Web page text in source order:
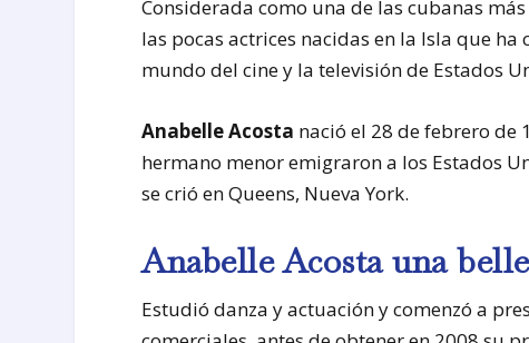
Considerada como una de las cubanas
las pocas actrices nacidas en la Isla que
mundo del cine y la televisión de Estados
Anabelle Acosta nació el 28 de febrero de
hermano menor emigraron a los Estados
se crió en Queens, Nueva York.
Anabelle Acosta una
Estudió danza y actuación y comenzó a